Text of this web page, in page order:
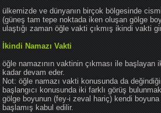
ülkemizde ve dünyanın birçok bölgesinde
(güneş tam tepe noktada iken oluşan gölge
ulaştığı zaman öğle vakti çıkmış ikindi vakti
İkindi Namazı Vakti
öğle namazının vaktinin çıkması ile başlayan
kadar devam eder.
Not: öğle namazı vakti konusunda da
başlangıcı konusunda iki farklı görüş
gölge boyunun (fey-i zeval hariç) kendi
başlamış kabul edilir.